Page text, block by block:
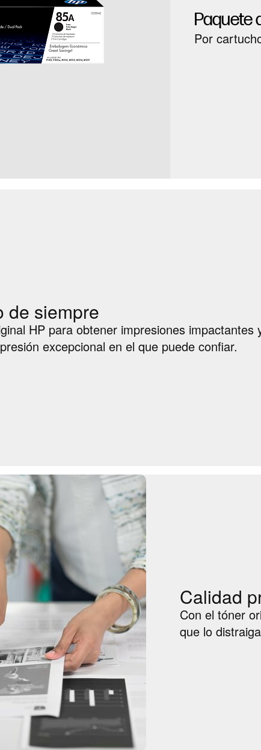
Paquete
Por
de siempre
HP para obtener impresiones impactantes
excepcional en el que puede confiar.
Calidad
Con el tóner
que lo